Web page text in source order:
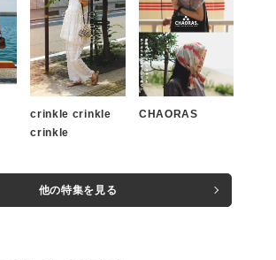
この条件で絞り込む
crinkle crinkle
crinkle
CHAORAS
他の特集を見る